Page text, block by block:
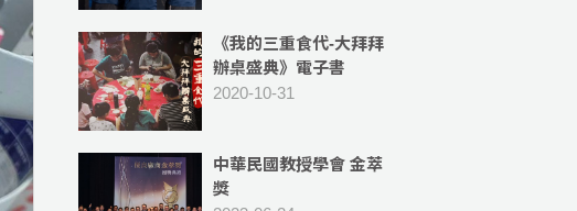
《我的三重食代-大拜拜
辦桌盛典》電子書
2020-10-31
中華民國教授學會 金萃
獎